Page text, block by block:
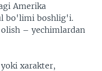
Amerika
bo'limi boshlig'i.
– yechimlardan
xarakter,